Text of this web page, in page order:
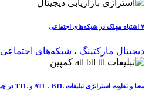
۷ اشتباه مهلک در شبکه‌های اجتماعی
دیجیتال مارکتینگ ، شبکه‌های اجتماعی
معنا و تفاوت استراتژی تبلیغات ATL ، BTL و TTL در چیست؟